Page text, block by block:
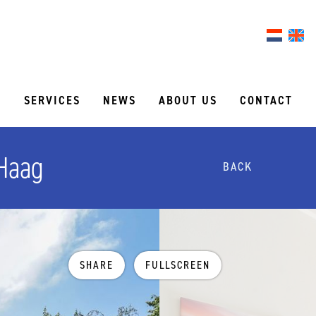
SERVICES NEWS ABOUT US CONTACT
BACK
SHARE FULLSCREEN